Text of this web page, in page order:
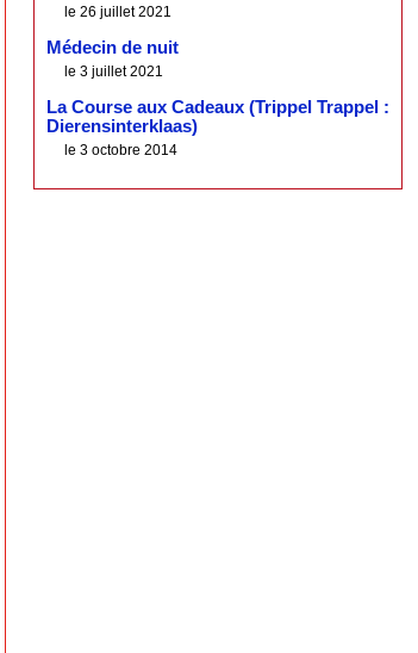
le 26 juillet 2021
Médecin de nuit
le 3 juillet 2021
La Course aux Cadeaux (Trippel Trappel :
Dierensinterklaas)
le 3 octobre 2014